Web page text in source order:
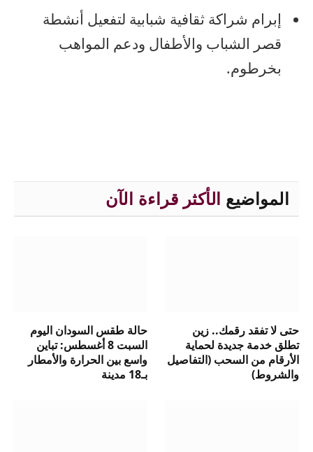
إبرام شراكة ثقافية شبابية لتفعيل أنشطة
قصر الشباب والأطفال ودعم المواهب
بخرطوم.
المواضيع الأكثر قراءة الآن
حتى لا تفقد رقمك.. زين
تطلق خدمة جديدة لحماية
الأرقام من السحب (التفاصيل
والشروط)
حالة طقس السودان اليوم
السبت 8 أغسطس: تباين
واسع بين الحرارة والأمطار
بـ18 مدينة